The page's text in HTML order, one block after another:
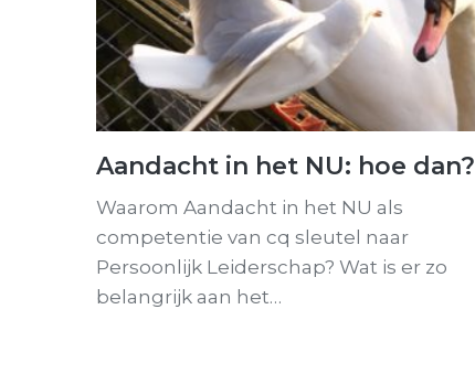
Aandacht in het NU: hoe dan?
Waarom Aandacht in het NU als
competentie van cq sleutel naar
Persoonlijk Leiderschap? Wat is er zo
belangrijk aan het…